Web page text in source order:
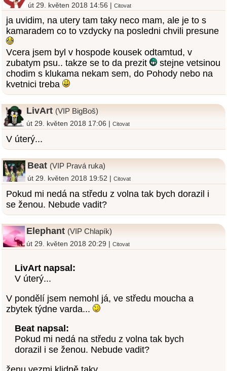
út 29. květen 2018 14:56 |Citovat
ja uvidim, na utery tam taky neco mam, ale je to s
kamaradem co to vzdycky na posledni chvili presune
Vcera jsem byl v hospode kousek odtamtud, v
zubatym psu.. takze se to da prezit
stejne vetsinou
chodim s klukama nekam sem, do Pohody nebo na
kvetnici treba
LivArt (VIP BigBoš)
út 29. květen 2018 17:06 |Citovat
V úterý...
Beat (VIP Pravá ruka)
út 29. květen 2018 19:52 | Citovat
Pokud mi nedá na středu z volna tak bych dorazil i
se ženou. Nebude vadit?
Elephant (VIP Chlapík)
út 29. květen 2018 20:29 |Citovat
LivArt napsal:
V úterý...
V pondělí jsem nemohl já, ve středu moucha a
zbytek týdne varda...
Beat napsal:
Pokud mi nedá na středu z volna tak bych
dorazil i se ženou. Nebude vadit?